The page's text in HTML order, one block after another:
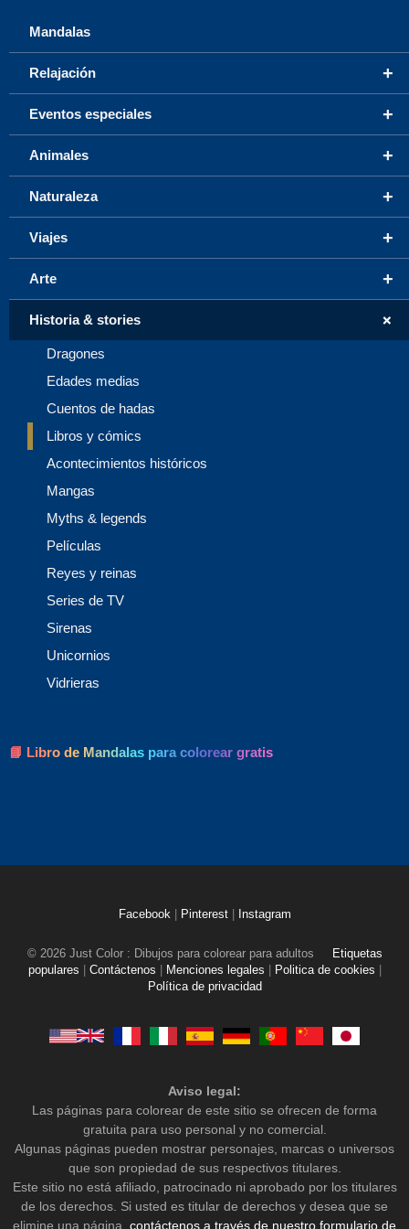
Mandalas
+
Relajación
+
Eventos especiales
+
Animales
+
Naturaleza
+
Viajes
+
Arte
+
Historia & stories
Dragones
Edades medias
Cuentos de hadas
Libros y cómics
Acontecimientos históricos
Mangas
Myths & legends
Películas
Reyes y reinas
Series de TV
Sirenas
Unicornios
Vidrieras
📘 Libro de Mandalas para colorear gratis
Facebook Pinterest Instagram
© 2026 Just Color : Dibujos para colorear para adultos
Etiquetas
populares
Contáctenos Menciones legales Politica de cookies
Política de privacidad
Aviso legal:
Las páginas para colorear de este sitio se ofrecen de forma
gratuita para uso personal y no comercial.
Algunas páginas pueden mostrar personajes, marcas o universos
que son propiedad de sus respectivos titulares.
Este sitio no está afiliado, patrocinado ni aprobado por los titulares
de los derechos. Si usted es titular de derechos y desea que se
elimine una página, contáctenos a través de nuestro formulario de